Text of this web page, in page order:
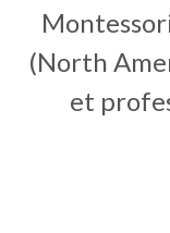
(North
et